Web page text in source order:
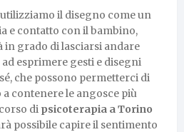
il disegno come un
e contatto con il bambino,
in grado di lasciarsi andare
esprimere gesti e disegni
che possono permetterci di
contenere le angosce più
di psicoterapia a Torino
possibile capire il sentimento